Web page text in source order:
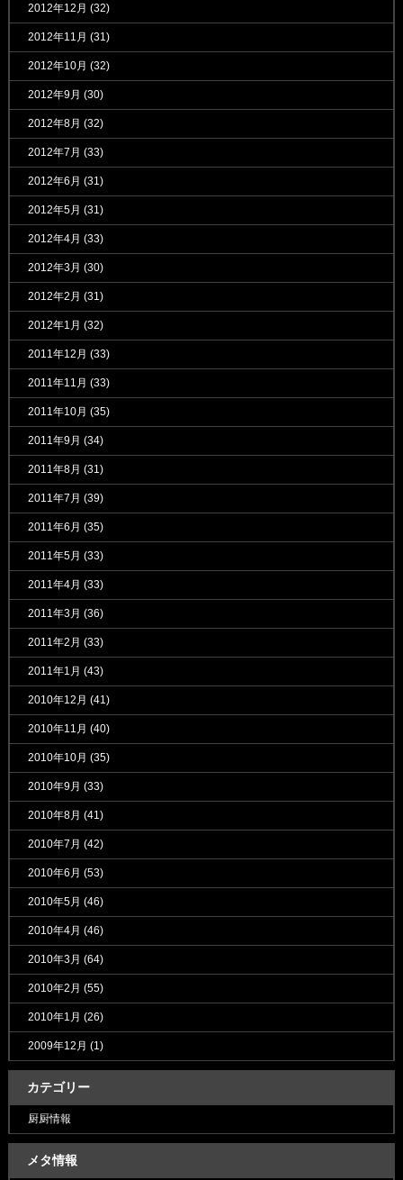
2012年12月 (32)
2012年11月 (31)
2012年10月 (32)
2012年9月 (30)
2012年8月 (32)
2012年7月 (33)
2012年6月 (31)
2012年5月 (31)
2012年4月 (33)
2012年3月 (30)
2012年2月 (31)
2012年1月 (32)
2011年12月 (33)
2011年11月 (33)
2011年10月 (35)
2011年9月 (34)
2011年8月 (31)
2011年7月 (39)
2011年6月 (35)
2011年5月 (33)
2011年4月 (33)
2011年3月 (36)
2011年2月 (33)
2011年1月 (43)
2010年12月 (41)
2010年11月 (40)
2010年10月 (35)
2010年9月 (33)
2010年8月 (41)
2010年7月 (42)
2010年6月 (53)
2010年5月 (46)
2010年4月 (46)
2010年3月 (64)
2010年2月 (55)
2010年1月 (26)
2009年12月 (1)
カテゴリー
厨厨情報
メタ情報